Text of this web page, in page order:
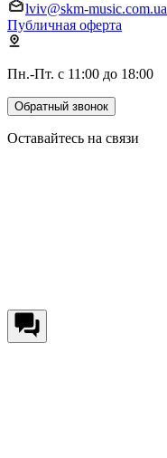
lviv@skm-music.com.ua
Публичная оферта
Пн.-Пт. с 11:00 до 18:00
Обратный звонок
Оставайтесь на связи